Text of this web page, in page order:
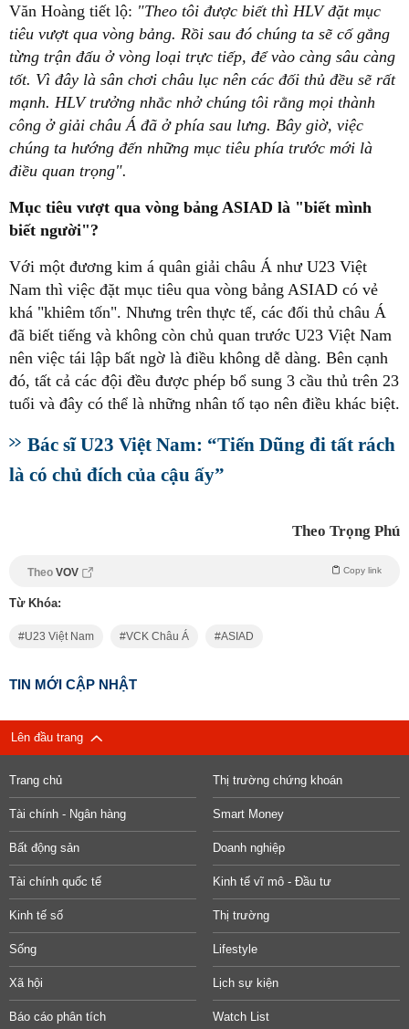
Văn Hoàng tiết lộ: "Theo tôi được biết thì HLV đặt mục
tiêu vượt qua vòng bảng. Rồi sau đó chúng ta sẽ cố gắng
từng trận đấu ở vòng loại trực tiếp, để vào càng sâu càng
tốt. Vì đây là sân chơi châu lục nên các đối thủ đều sẽ rất
mạnh. HLV trưởng nhắc nhở chúng tôi rằng mọi thành
công ở giải châu Á đã ở phía sau lưng. Bây giờ, việc
chúng ta hướng đến những mục tiêu phía trước mới là
điều quan trọng".
Mục tiêu vượt qua vòng bảng ASIAD là "biết mình
biết người"?
Với một đương kim á quân giải châu Á như U23 Việt
Nam thì việc đặt mục tiêu qua vòng bảng ASIAD có vẻ
khá "khiêm tốn". Nhưng trên thực tế, các đối thủ châu Á
đã biết tiếng và không còn chủ quan trước U23 Việt Nam
nên việc tái lập bất ngờ là điều không dễ dàng. Bên cạnh
đó, tất cả các đội đều được phép bổ sung 3 cầu thủ trên 23
tuổi và đây có thể là những nhân tố tạo nên điều khác biệt.
Bác sĩ U23 Việt Nam: “Tiến Dũng đi tất rách
là có chủ đích của cậu ấy”
Theo Trọng Phú
Theo VOV Copy link
Từ Khóa:
U23 Việt Nam VCK Châu Á ASIAD
TIN MỚI CẬP NHẬT
Lên đầu trang
Trang chủ Thị trường chứng khoán
Tài chính - Ngân hàng Smart Money
Bất động sản Doanh nghiệp
Tài chính quốc tế Kinh tế vĩ mô - Đầu tư
Kinh tế số Thị trường
Sống Lifestyle
Xã hội Lịch sự kiện
Báo cáo phân tích Watch List